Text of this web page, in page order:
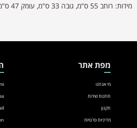
מידות: רוחב 55 ס"מ, גובה 33 ס"מ, עומק 47 ס"מ
מפת אתר
מי אנחנו
תחנות שירות
תקנון
מדיניות פרטיות